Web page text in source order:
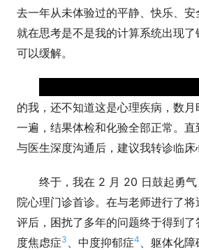
去一年从未体验过的平静、快乐、
就在思考是不是我的计算系统出现
可以缓解。
的我，还不知道这是心理疾病，数
一遍，结果体检和化验全部正常。直
与医生深度沟通后，建议我转诊临床
终于，我在 2 月 20 日鼓起勇
院心理门诊首诊。在与老师进行了
评后，困扰了多年的问题终于得到
度焦虑症3 、中度抑郁症4 、躯体化障